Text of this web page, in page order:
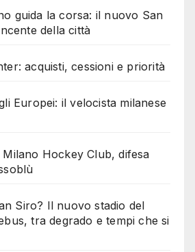
guida la corsa: il nuovo San
della città
acquisti, cessioni e priorità
Europei: il velocista milanese
Hockey Club, difesa
Siro? Il nuovo stadio del
tra degrado e tempi che si